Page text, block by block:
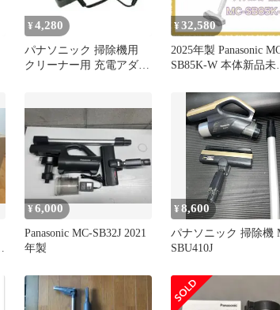
¥ 4,280
パナソニック 掃除機用
クリーナー用 充電アダプ
¥32,580
2025年製 Panasonic
SB85K-W 本体新品未
¥6,000
Panasonic MC-SB32J 2021
年製
¥8,600
パナソニック 掃除機
SBU410J